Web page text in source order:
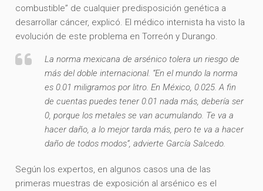
combustible” de cualquier predisposición genética a
desarrollar cáncer, explicó. El médico internista ha visto la
evolución de este problema en Torreón y Durango.
La norma mexicana de arsénico tolera un riesgo de
más del doble internacional. “En el mundo la norma
es 0.01 miligramos por litro. En México, 0.025. A fin
de cuentas puedes tener 0.01 nada más, debería ser
0, porque los metales se van acumulando. Te va a
hacer daño, a lo mejor tarda más, pero te va a hacer
daño de todos modos”, advierte García Salcedo.
Según los expertos, en algunos casos una de las
primeras muestras de exposición al arsénico es el